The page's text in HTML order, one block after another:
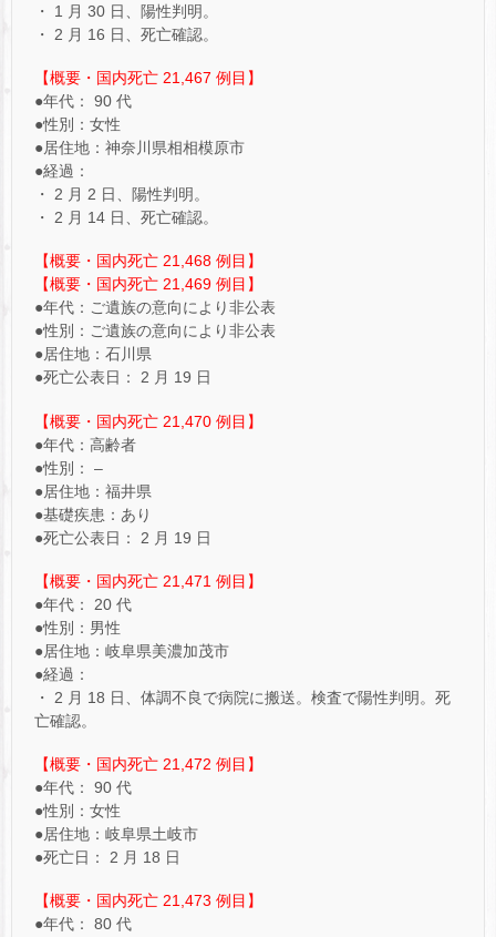
・ 1 月 30 日、陽性判明。
・ 2 月 16 日、死亡確認。
【概要・国内死亡 21,467 例目】
●年代： 90 代
●性別：女性
●居住地：神奈川県相相模原市
●経過：
・ 2 月 2 日、陽性判明。
・ 2 月 14 日、死亡確認。
【概要・国内死亡 21,468 例目】
【概要・国内死亡 21,469 例目】
●年代：ご遺族の意向により非公表
●性別：ご遺族の意向により非公表
●居住地：石川県
●死亡公表日： 2 月 19 日
【概要・国内死亡 21,470 例目】
●年代：高齢者
●性別： –
●居住地：福井県
●基礎疾患：あり
●死亡公表日： 2 月 19 日
【概要・国内死亡 21,471 例目】
●年代： 20 代
●性別：男性
●居住地：岐阜県美濃加茂市
●経過：
・ 2 月 18 日、体調不良で病院に搬送。検査で陽性判明。死
亡確認。
【概要・国内死亡 21,472 例目】
●年代： 90 代
●性別：女性
●居住地：岐阜県土岐市
●死亡日： 2 月 18 日
【概要・国内死亡 21,473 例目】
●年代： 80 代